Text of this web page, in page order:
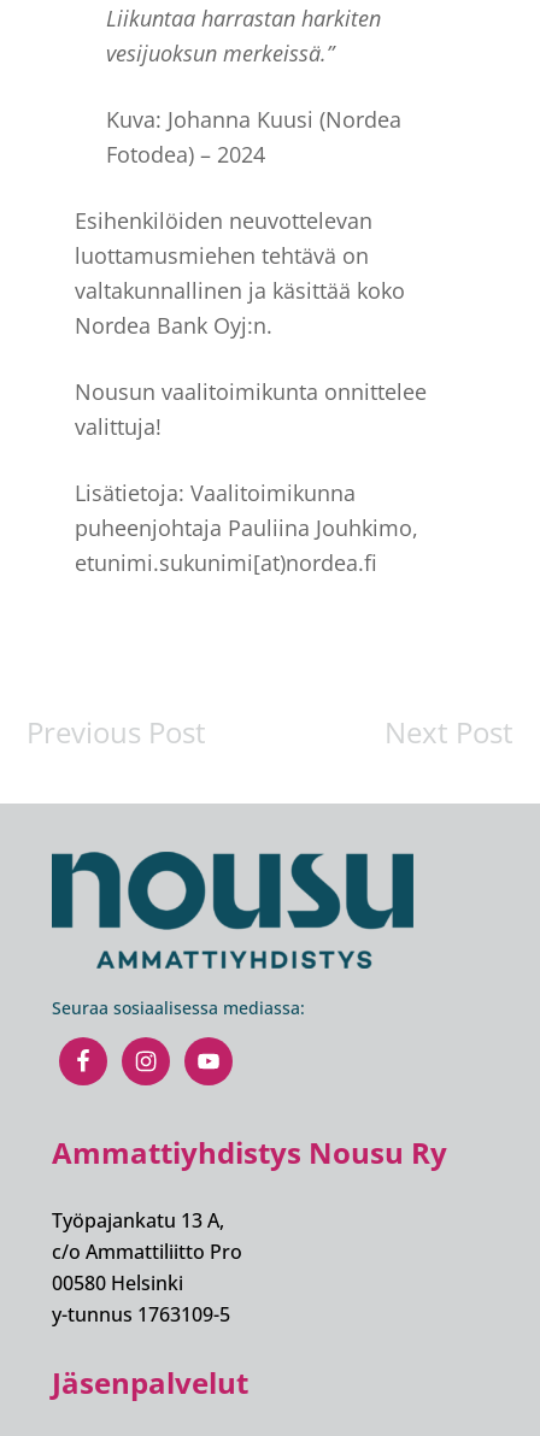
Liikuntaa harrastan harkiten
vesijuoksun merkeissä.”
Kuva: Johanna Kuusi (Nordea
Fotodea) – 2024
Esihenkilöiden neuvottelevan
luottamusmiehen tehtävä on
valtakunnallinen ja käsittää koko
Nordea Bank Oyj:n.
Nousun vaalitoimikunta onnittelee
valittuja!
Lisätietoja: Vaalitoimikunna
puheenjohtaja Pauliina Jouhkimo,
etunimi.sukunimi[at)nordea.fi
Previous Post Next Post
Footer
Seuraa sosiaalisessa mediassa:
Ammattiyhdistys Nousu Ry
Työpajankatu 13 A,
c/o Ammattiliitto Pro
00580 Helsinki
y-tunnus 1763109-5
Jäsenpalvelut